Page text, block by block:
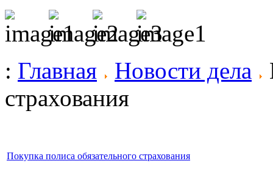
: Главная Новости дела
страхования
Покупка полиса обязательного страхования